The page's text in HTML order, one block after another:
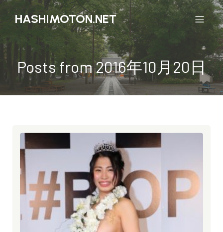
HASHIMOTON.NET
Posts from 2016年10月20日